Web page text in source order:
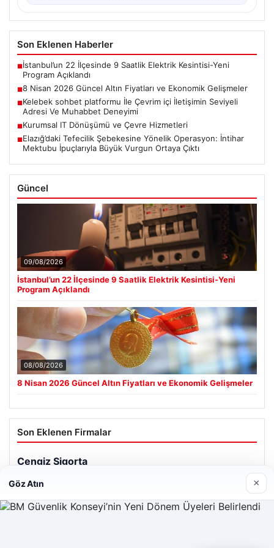
Son Eklenen Haberler
■İstanbul’un 22 İlçesinde 9 Saatlik Elektrik Kesintisi-Yeni
Program Açıklandı
■8 Nisan 2026 Güncel Altın Fiyatları ve Ekonomik Gelişmeler
■Kelebek sohbet platformu İle Çevrim içi İletişimin Seviyeli
Adresi Ve Muhabbet Deneyimi
■Kurumsal IT Dönüşümü ve Çevre Hizmetleri
■Elazığ’daki Tefecilik Şebekesine Yönelik Operasyon: İntihar
Mektubu İpuçlarıyla Büyük Vurgun Ortaya Çıktı
Güncel
09/08/2026
İstanbul’un 22 İlçesinde 9 Saatlik Elektrik Kesintisi-Yeni
Program Açıklandı
08/08/2026
8 Nisan 2026 Güncel Altın Fiyatları ve Ekonomik Gelişmeler
Son Eklenen Firmalar
Göz Atın ×